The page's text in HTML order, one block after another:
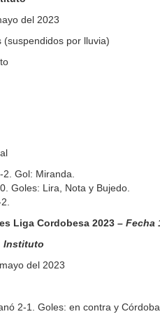
del 2023
(suspendidos por lluvia)
Gol: Miranda.
Goles: Lira, Nota y Bujedo.
Liga Cordobesa 2023 – Fecha
Instituto
del 2023
2-1. Goles: en contra y